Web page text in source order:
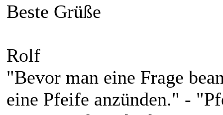
Beste Grüße
Rolf
"Bevor man eine Frage
eine Pfeife anzünden." -